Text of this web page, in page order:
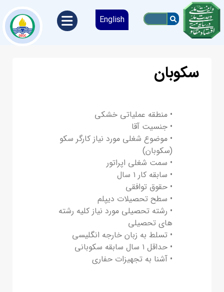
English
سکوبان
• منطقه عملیاتی خشکی
• جنسیت آقا
• موضوع شغلی مورد نیاز کارگر سکو
(سكوبان)
• سمت شغلی اپراتور
• سابقه کار ۱ سال
• حقوق توافقی
• سطح تحصیلات دیپلم
• رشته تحصیلی مورد نیاز کلیه رشته
های تحصیلی
• تسلط به زبان خارجه انگلیسی
• حداقل ۱ سال سابقه سکوبانی
• آشنا به تجهیزات حفاری